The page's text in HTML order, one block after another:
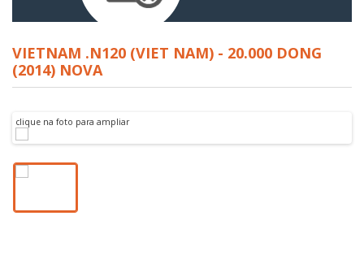
VIETNAM .N120 (VIET NAM) - 20.000 DONG
(2014) NOVA
clique na foto para ampliar